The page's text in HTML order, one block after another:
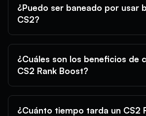
¿Puedo ser baneado por usar
CS2?
¿Cuáles son los beneficios de
CS2 Rank Boost?
¿Cuánto tiempo tarda un CS2